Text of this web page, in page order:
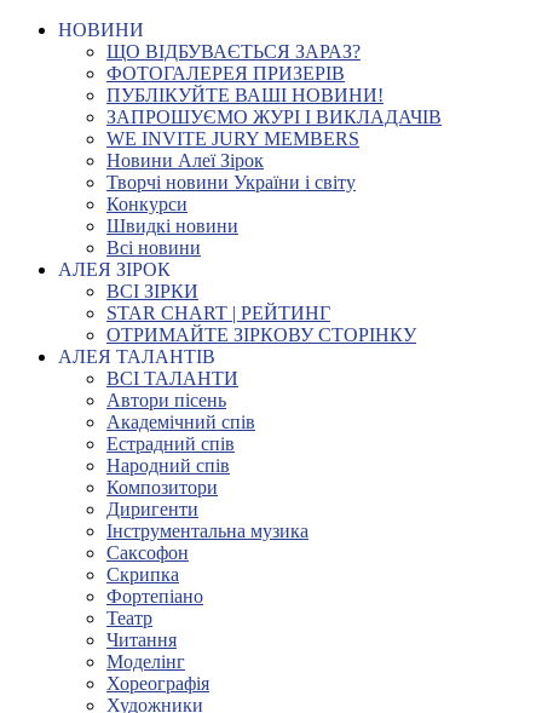
НОВИНИ
ЩО ВІДБУВАЄТЬСЯ ЗАРАЗ?
ФОТОГАЛЕРЕЯ ПРИЗЕРІВ
ПУБЛІКУЙТЕ ВАШІ НОВИНИ!
ЗАПРОШУЄМО ЖУРІ І ВИКЛАДАЧІВ
WE INVITE JURY MEMBERS
Новини Алеї Зірок
Творчі новини України і світу
Конкурси
Швидкі новини
Всі новини
АЛЕЯ ЗІРОК
ВСІ ЗІРКИ
STAR CHART | РЕЙТИНГ
ОТРИМАЙТЕ ЗІРКОВУ СТОРІНКУ
АЛЕЯ ТАЛАНТІВ
ВСІ ТАЛАНТИ
Автори пісень
Академічний спів
Естрадний спів
Народний спів
Композитори
Диригенти
Інструментальна музика
Саксофон
Скрипка
Фортепіано
Театр
Читання
Моделінг
Хореографія
Художники